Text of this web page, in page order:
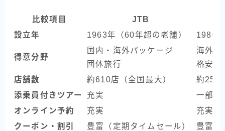
比較項目 JTB
設立年
1963年（60年超の老舗） 1980年
得意分野
国内・海外パッケージ
団体旅行
海外旅
格安航
店舗数
約610店（全国最大）
約254
添乗員付きツアー
充実
一部対
オンライン予約
充実
充実
クーポン・割引
豊富（定期タイムセール）
豊富（